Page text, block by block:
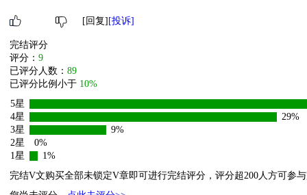
[回复] [投诉]
完结评分
评分： 9
已评分人数： 89
已评分比例小于 10%
5星
4星
29%
3星
9%
2星
0%
1星
1%
完结V文购买全部未锁定V章即可进行完结评分，评分超200人方可参与